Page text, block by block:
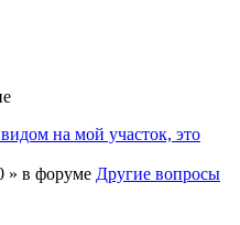
на мой участок, это
» в форуме Другие вопросы